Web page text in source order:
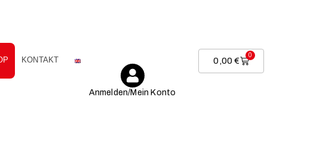
KONTAKT
Anmelden/Mein Konto
0,00€
0